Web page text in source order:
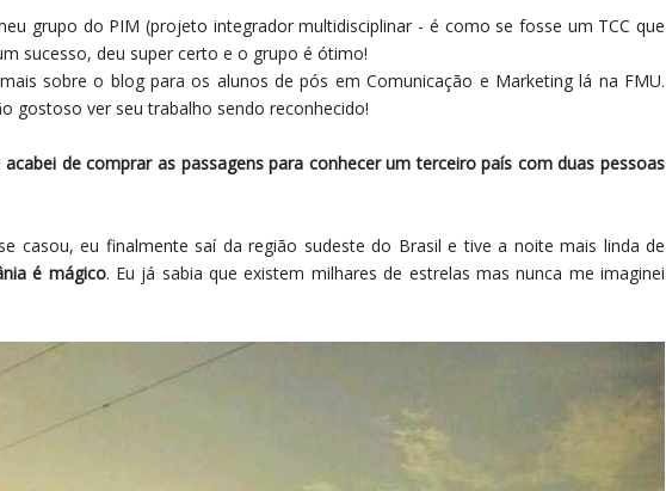
grupo do PIM (projeto integrador multidisciplinar - é como se fosse um TCC que
sucesso, deu super certo e o grupo é ótimo!
sobre o blog para os alunos de pós em Comunicação e Marketing lá na FMU.
gostoso ver seu trabalho sendo reconhecido!
acabei de comprar as passagens para conhecer um terceiro país com duas pessoas
casou, eu finalmente saí da região sudeste do Brasil e tive a noite mais linda de
é mágico. Eu já sabia que existem milhares de estrelas mas nunca me imaginei